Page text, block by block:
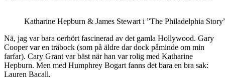
Katharine Hepburn & James Stewart i ”The Philadelphia
Nä, jag var bara oerhört fascinerad av det gamla Hollywood. Gary
Cooper var en träbock (som på äldre dar dock påminde om min
farfar). Cary Grant var bäst när han var rolig med Katharine
Hepburn. Men med Humphrey Bogart fanns det bara en bra sak:
Lauren Bacall.